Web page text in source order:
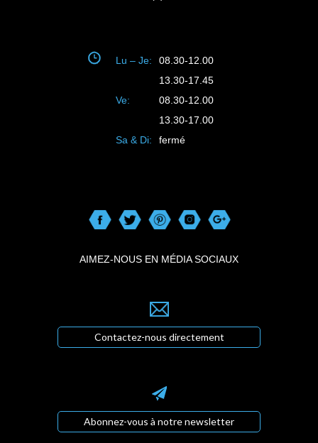
Lu – Je:
08.30-12.00
13.30-17.45
Ve:
08.30-12.00
13.30-17.00
Sa & Di:
fermé
AIMEZ-NOUS EN MÉDIA SOCIAUX
Contactez-nous directement
Abonnez-vous à notre newsletter